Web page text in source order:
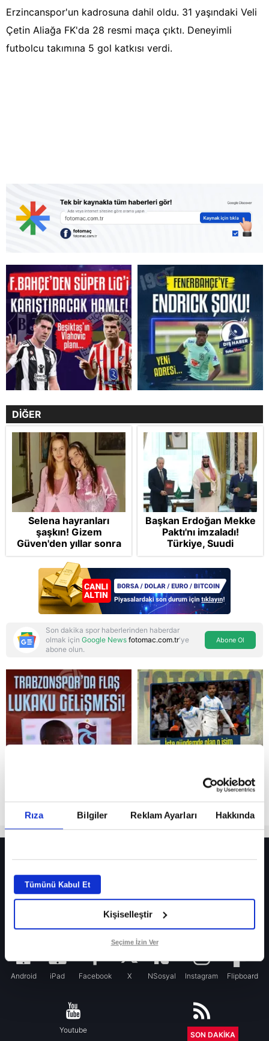
Rıza Bilgiler Reklam Ayarları Hakkında
Tümünü Kabul Et
Kişiselleştir
Seçime İzin Ver
Reddet
Erzincanspor'un kadrosuna dahil oldu. 31 yaşındaki Veli
Çetin Aliağa FK'da 28 resmi maça çıktı. Deneyimli
futbolcu takımına 5 gol katkısı verdi.
DİĞER
Selena hayranları
şaşkın! Gizem
Güven'den yıllar sonra
gelen Cansu Demirci
itirafı! "Konuşmuyoruz"
Başkan Erdoğan Mekke
Paktı'nı imzaladı!
Türkiye, Suudi
Arabistan ve
Pakistan'dan stratejik
güvenlik adımı:
Anlaşmanın tüm
detayları
Son dakika spor haberlerinden haberdar
olmak için Google News fotomac.com.tr'ye
abone olun.
Abone Ol
Fenerbahçe’de sürpriz ayrılık ihtimali! Devre arasında gelmişti
Fenerbahçe’nin yeni transferi Mason Greenwood için olay sözler!
Galatasaray’da rota yeniden Thiago Almada!
Android iPad Facebook X NSosyal Instagram Flipboard
Youtube RSS
SON DAKİKA